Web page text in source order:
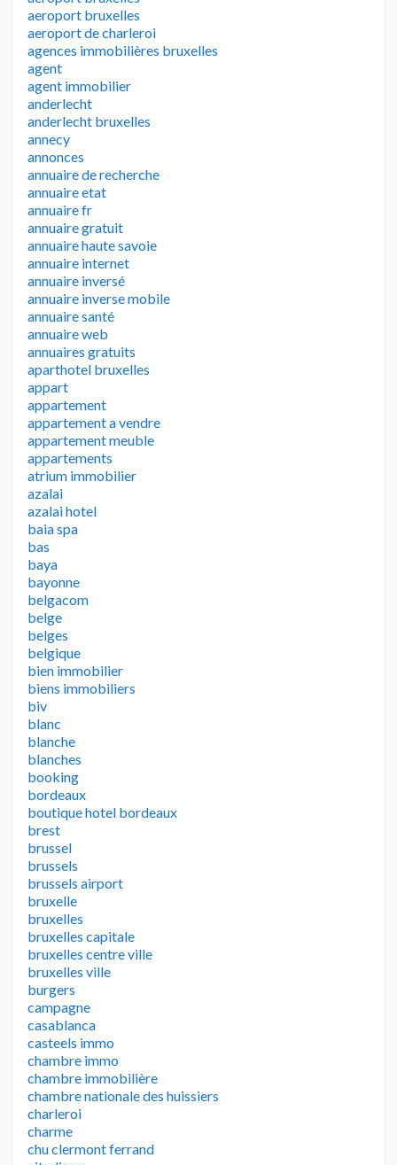
aeroport bruxelles
aeroport de charleroi
agences immobilières bruxelles
agent
agent immobilier
anderlecht
anderlecht bruxelles
annecy
annonces
annuaire de recherche
annuaire etat
annuaire fr
annuaire gratuit
annuaire haute savoie
annuaire internet
annuaire inversé
annuaire inverse mobile
annuaire santé
annuaire web
annuaires gratuits
aparthotel bruxelles
appart
appartement
appartement a vendre
appartement meuble
appartements
atrium immobilier
azalai
azalai hotel
baia spa
bas
baya
bayonne
belgacom
belge
belges
belgique
bien immobilier
biens immobiliers
biv
blanc
blanche
blanches
booking
bordeaux
boutique hotel bordeaux
brest
brussel
brussels
brussels airport
bruxelle
bruxelles
bruxelles capitale
bruxelles centre ville
bruxelles ville
burgers
campagne
casablanca
casteels immo
chambre immo
chambre immobilière
chambre nationale des huissiers
charleroi
charme
chu clermont ferrand